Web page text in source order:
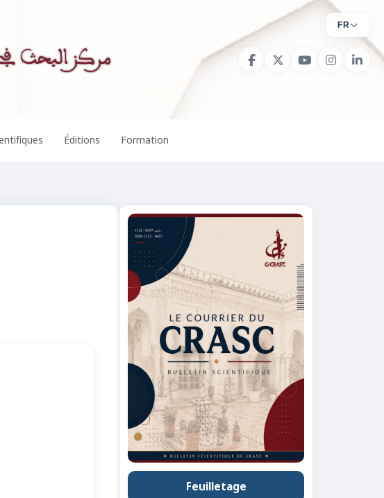
FR
Éditions Formation
Feuilletage